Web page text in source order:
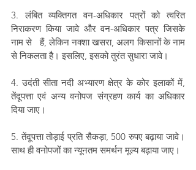
3. लंबित व्यक्तिगत वन-अधिकार पत्रों को त्वरित
निराकरण किया जावे और वन-अधिकार पत्र जिसके
नाम से   हैं, लेकिन नक्शा खसरा, अलग किसानों के नाम
से निकलता है। इसलिए, इसको तुरंत सुधारा जावे।
4. उदंती सीता नदी अभ्यारण क्षेत्र के कोर इलाकों में,
तेंदूपत्ता एवं अन्य वनोपज संग्रहण कार्य का अधिकार
दिया जाए।
5. तेंदूपत्ता तोड़ाई प्रति सैकड़ा, 500 रुपए बढ़ाया जावे।
साथ ही वनोपजों का न्यूनतम समर्थन मूल्य बढ़ाया जाए।